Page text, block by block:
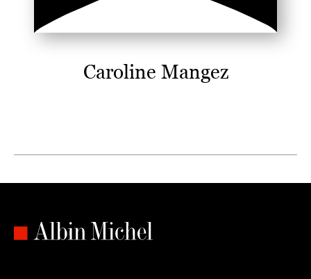
Caroline Mangez